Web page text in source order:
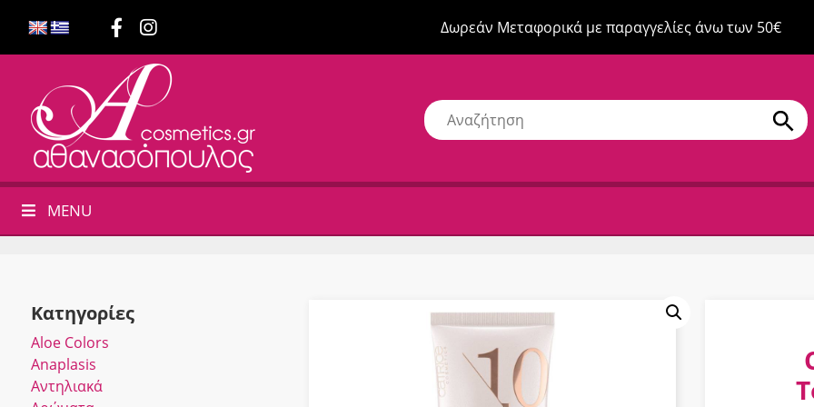
Δωρεάν Μεταφορικά με παραγγελίες άνω των 50€
MENU
Κατηγορίες
Αloe Colors
Anaplasis
Αντηλιακά